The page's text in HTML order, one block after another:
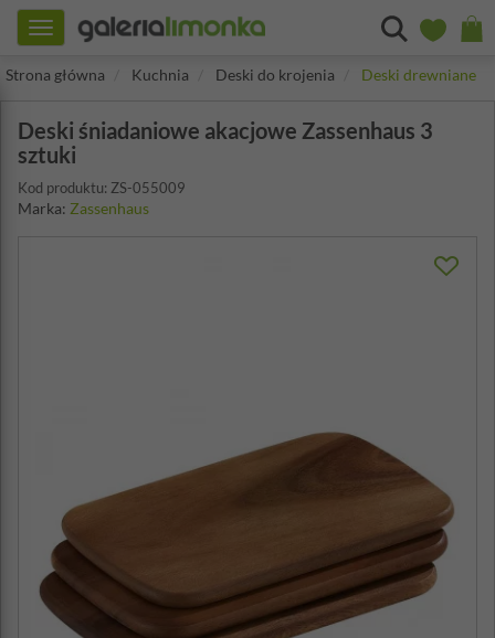
Toggle
navigation
Strona główna
Kuchnia Deski do krojenia Deski drewniane
Deski śniadaniowe akacjowe Zassenhaus 3
sztuki
Kod produktu: ZS-055009
Marka: Zassenhaus